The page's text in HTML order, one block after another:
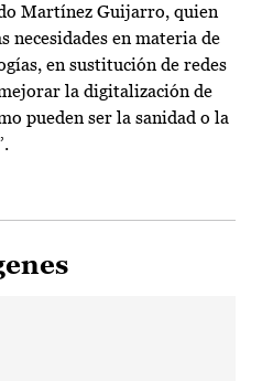
Martínez Guijarro, quien
necesidades en materia de
en sustitución de redes
la digitalización de
pueden ser la sanidad o la